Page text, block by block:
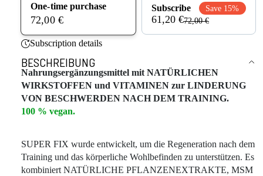
One-time purchase
72,00 €
Subscribe Save 15%
61,20 €72,00 €
Subscription details
BESCHREIBUNG
Nahrungsergänzungsmittel mit NATÜRLICHEN
WIRKSTOFFEN und VITAMINEN zur LINDERUNG
VON BESCHWERDEN NACH DEM TRAINING.
100 % vegan.
SUPER FIX wurde entwickelt, um die Regeneration nach dem
Training und das körperliche Wohlbefinden zu unterstützen. Es
kombiniert NATÜRLICHE PFLANZENEXTRAKTE, MSM